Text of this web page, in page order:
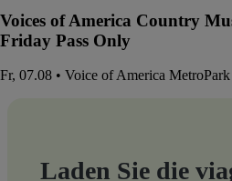
Voices of America Country
Friday Pass Only
Fr, 07.08 • Voice of America MetroPark
Laden Sie die